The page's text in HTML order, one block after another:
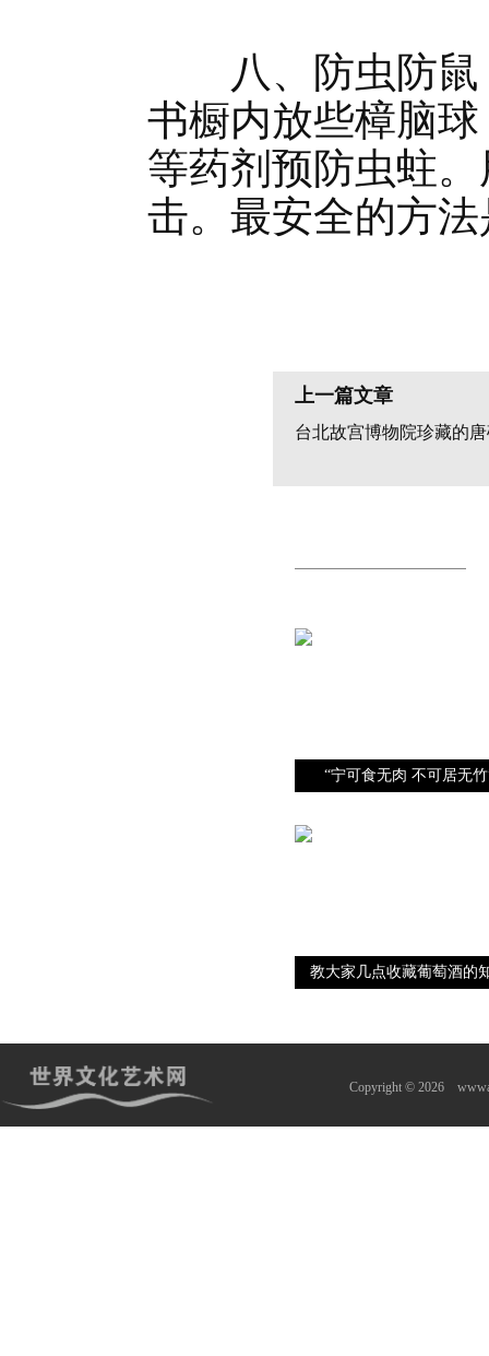
八、防虫防鼠
书橱内放些樟脑
等药剂预防虫蛀
击。最安全的方
上一篇文章
台北故宫博物院珍藏的
“宁可食无肉 不可居无竹
教大家几点收藏葡萄酒的
Copyright © 2026